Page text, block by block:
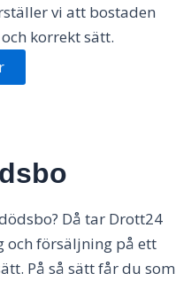
vi att bostaden
korrekt sätt.
Då tar Drott24
och försäljning på ett
På så sätt får du som